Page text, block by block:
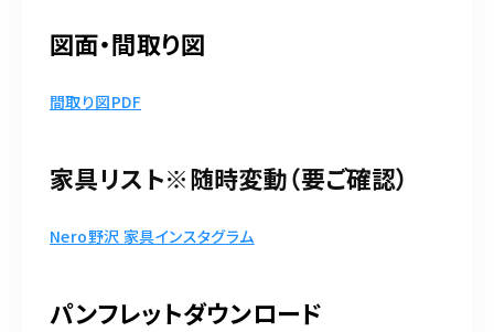
図面・間取り図
間取り図PDF
家具リスト※随時変動（要ご確認）
Nero野沢 家具インスタグラム
パンフレットダウンロード